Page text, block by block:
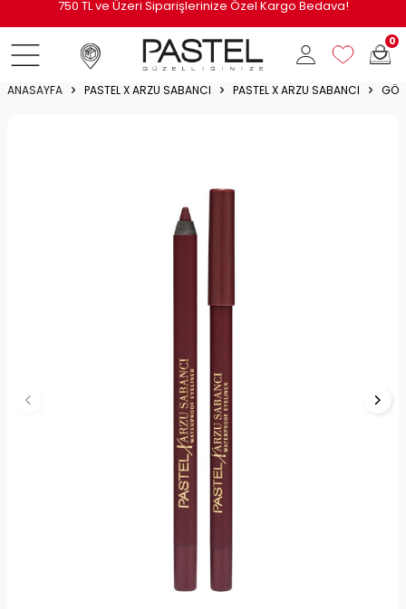
750 TL ve Üzeri Siparişlerinize Özel Kargo Bedava!
0
ANASAYFA PASTEL X ARZU SABANCI PASTEL X ARZU SABANCI GÖZ